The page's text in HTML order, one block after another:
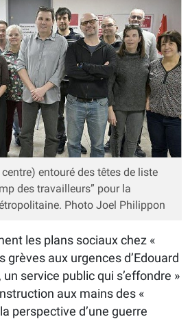
entouré des têtes de liste
des travailleurs” pour la
Photo Joel Philippon
les plans sociaux chez «
grèves aux urgences d’Edouard
service public qui s’effondre »
aux mains des «
perspective d’une guerre